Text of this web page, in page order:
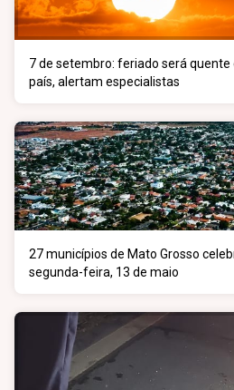
7 de setembro: feriado será quente
país, alertam especialistas
27 municípios de Mato Grosso
segunda-feira, 13 de maio